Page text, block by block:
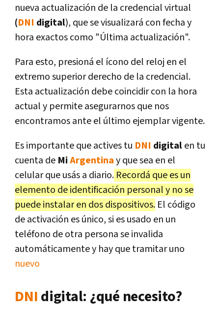
nueva actualización de la credencial virtual
(DNI digital), que se visualizará con fecha y
hora exactos como "Última actualización".
Para esto, presioná el ícono del reloj en el
extremo superior derecho de la credencial.
Esta actualización debe coincidir con la hora
actual y permite asegurarnos que nos
encontramos ante el último ejemplar vigente.
Es importante que actives tu DNI digitalen tu
cuenta de MiArgentinay que sea en el
celular que usás a diario. Recordá que es un
elemento de identificación personal y no se
puede instalar en dos dispositivos. El código
de activación es único, si es usado en un
teléfono de otra persona se invalida
automáticamente y hay que tramitar uno
nuevo
DNI digital: ¿qué necesito?